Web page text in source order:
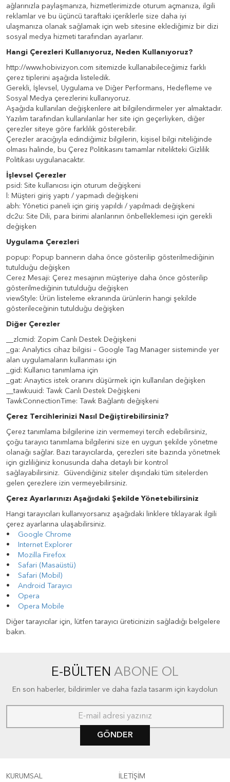
ağlarınızla paylaşmanıza, hizmetlerimizde oturum açmanıza, ilgili
reklamlar ve bu üçüncü taraftaki içeriklerle size daha iyi
ulaşmanıza olanak sağlamak için web sitesine eklediğimiz bir dizi
sosyal medya hizmeti tarafından ayarlanır.
Hangi Çerezleri Kullanıyoruz, Neden Kullanıyoruz?
http://www.hobivizyon.com sitemizde kullanabileceğimiz farklı
çerez tiplerini aşağıda listeledik.
Gerekli, İşlevsel, Uygulama ve Diğer Performans, Hedefleme ve
Sosyal Medya çerezlerini kullanıyoruz.
Aşağıda kullanılan değişkenlere ait bilgilendirmeler yer almaktadır.
Yazılım tarafından kullanılanlar her site için geçerliyken, diğer
çerezler siteye göre farklılık gösterebilir.
Çerezler aracığıyla edindiğimiz bilgilerin, kişisel bilgi niteliğinde
olması halinde, bu Çerez Politikasını tamamlar nitelikteki Gizlilik
Politikası uygulanacaktır.
İşlevsel Çerezler
psid: Site kullanıcısı için oturum değişkeni
l: Müşteri giriş yaptı / yapmadı değişkeni
abh: Yönetici paneli için giriş yapıldı / yapılmadı değişkeni
dc2u: Site Dili, para birimi alanlarının önbelleklemesi için gerekli
değişken
Uygulama Çerezleri
popup: Popup bannerın daha önce gösterilip gösterilmediğinin
tutulduğu değişken
Cerez Mesaji: Çerez mesajının müşteriye daha önce gösterilip
gösterilmediğinin tutulduğu değişken
viewStyle: Ürün listeleme ekranında ürünlerin hangi şekilde
gösterileceğinin tutulduğu değişken
Diğer Çerezler
__zlcmid: Zopim Canlı Destek Değişkeni
_ga: Analytics cihaz bilgisi – Google Tag Manager sisteminde yer
alan uygulamaların kullanması için
_gid: Kullanıcı tanımlama için
_gat: Anaytics istek oranını düşürmek için kullanılan değişken
__tawkuuid: Tawk Canlı Destek Değişkeni
TawkConnectionTime: Tawk Bağlantı değişkeni
Çerez Tercihlerinizi Nasıl Değiştirebilirsiniz?
Çerez tanımlama bilgilerine izin vermemeyi tercih edebilirsiniz,
çoğu tarayıcı tanımlama bilgilerini size en uygun şekilde yönetme
olanağı sağlar. Bazı tarayıcılarda, çerezleri site bazında yönetmek
için gizliliğiniz konusunda daha detaylı bir kontrol
sağlayabilirsiniz. Güvendiğiniz siteler dışındaki tüm sitelerden
gelen çerezlere izin vermeyebilirsiniz.
Çerez Ayarlarınızı Aşağıdaki Şekilde Yönetebilirsiniz
Hangi tarayıcıları kullanıyorsanız aşağıdaki linklere tıklayarak ilgili
çerez ayarlarına ulaşabilirsiniz.
• Google Chrome
•
Internet Explorer
•
Mozilla Firefox
• Safari (Masaüstü)
• Safari (Mobil)
• Android Tarayıcı
• Opera
• Opera Mobile
Diğer tarayıcılar için, lütfen tarayıcı üreticinizin sağladığı belgelere
bakın.
E-BÜLTEN ABONE OL
En son haberler, bildirimler ve daha fazla tasarım için kaydolun
GÖNDER
KURUMSAL İLETİŞİM